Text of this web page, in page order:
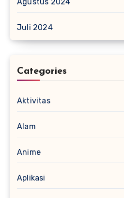
Juli 2024
Categories
Aktivitas
Alam
Anime
Aplikasi